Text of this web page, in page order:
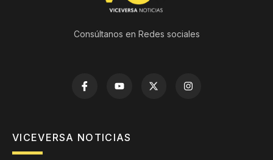
Consúltanos en Redes sociales
VICEVERSA NOTICIAS